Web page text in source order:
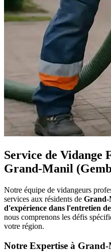
Service de Vidange
Grand-Manil
Notre équipe de vidangeurs
services aux résidents de
d'expérience dans l'entretien
nous comprenons les défis
votre région.
Notre Expertise à